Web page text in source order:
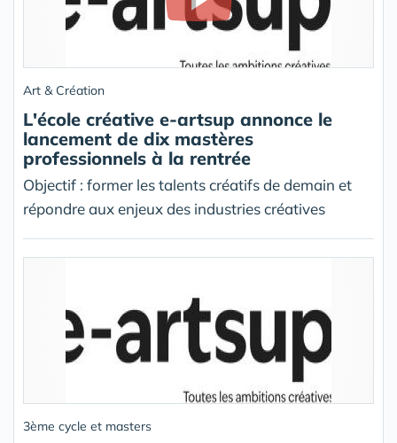
Art & Création
L'école créative e-artsup annonce le
lancement de dix mastères
professionnels à la rentrée
Objectif : former les talents créatifs de demain et
répondre aux enjeux des industries créatives
3ème cycle et masters